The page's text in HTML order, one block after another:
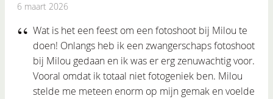
6 maart 2026
Wat is het een feest om een fotoshoot bij Milou te
doen! Onlangs heb ik een zwangerschaps fotoshoot
bij Milou gedaan en ik was er erg zenuwachtig voor.
Vooral omdat ik totaal niet fotogeniek ben. Milou
stelde me meteen enorm op mijn gemak en voelde